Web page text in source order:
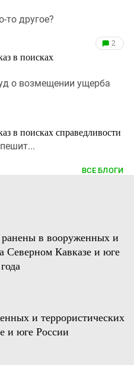
то другое?
в поисках
2
о возмещении ущерба
в поисках справедливости
ВСЕ БЛОГИ
в вооруженных и
Северном Кавказе и юге
и террористических
и юге России